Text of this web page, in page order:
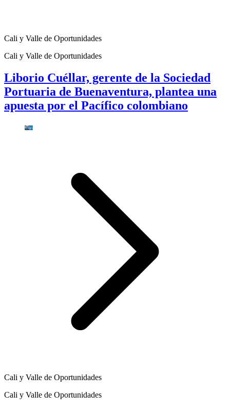
Cali y Valle de Oportunidades
Cali y Valle de Oportunidades
Liborio Cuéllar, gerente de la Sociedad
Portuaria de Buenaventura, plantea una
apuesta por el Pacífico colombiano
Cali y Valle de Oportunidades
Cali y Valle de Oportunidades